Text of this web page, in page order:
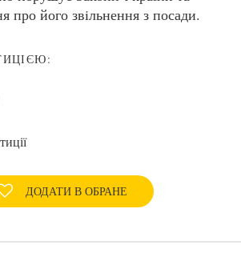
про його звiльнення з посади.
ДОДАТИ В ОБРАНЕ